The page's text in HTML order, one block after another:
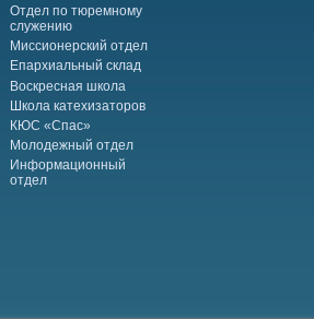
Отдел по тюремному
служению
Миссионерский отдел
Епархиальный склад
Воскресная школа
Школа катехизаторов
КЮС «Спас»
Молодежный отдел
Информационный
отдел